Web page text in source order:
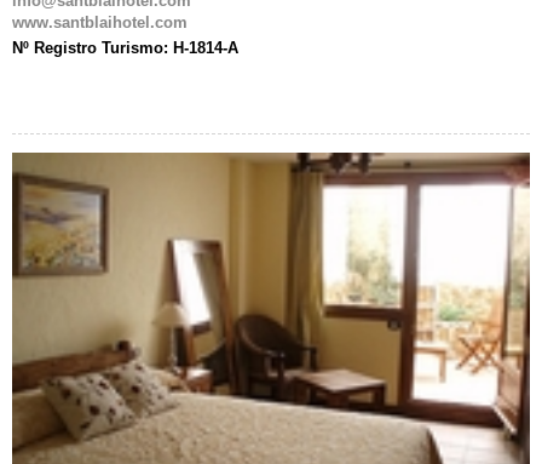
www.santblaihotel.com
Nº Registro Turismo: H-1814-A